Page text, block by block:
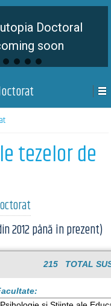
Doctoral
soon
tezelor de
2012 până în prezent)
215 TOTAL